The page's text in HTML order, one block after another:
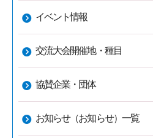
イベント情報
交流大会開催地・種目
協賛企業・団体
お知らせ（お知らせ）一覧